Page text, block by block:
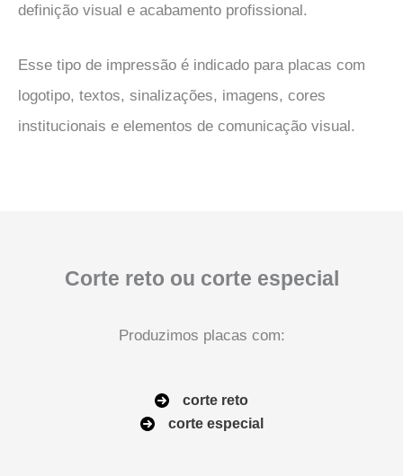
definição visual e acabamento profissional.
Esse tipo de impressão é indicado para placas com
logotipo, textos, sinalizações, imagens, cores
institucionais e elementos de comunicação visual.
Corte reto ou corte especial
Produzimos placas com:
corte reto
corte especial